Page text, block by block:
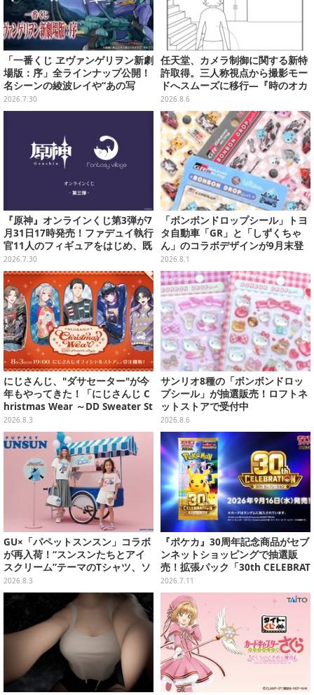
「一番くじ ヱヴァンゲリヲン新劇
場版：序」全ラインナップ公開！
名シーンの綾波レイや“あの写
真”の葛城ミサトフィギュアほ
か、場面写クリアファイルなど
2026.7.30
任天堂、カメラ制御に関する新特
許取得。三人称視点から撮影モー
ドへスムーズに移行―『時のオカ
リナ』リメイク版との関連を推測
する声も
2026.8.6
『原神』オンラインくじ第3弾が7
月31日17時発売！ファデュイ執行
官11人のフィギュアをはじめ、既
存人気グッズがお得に当たる
2026.7.30
「ボンボンドロップシール」トヨ
タ自動車「GR」と「しずくちゃ
ん」のコラボデザインが9月末登
場！くま吉らも描かれた全4柄
2026.8.1
にじさんじ、"ダサセーター"が今
年もやってきた！「にじさんじ C
hristmas Wear ～DD Sweater St
yle～」グッズが受注販売へ―狂
蘭メロコも「何からツッコめばい
い」と困惑
2026.8.3
サンリオ8種の「ボンボンドロッ
プシール」が抽選販売！ロフトネ
ットストアで受付中
2026.8.6
GU×「パペットスンスン」コラボ
が再入荷！“スンスンたちとアイ
スクリーム”テーマのTシャツ、ソ
ックスなどが対象
2026.8.3
『ポケカ』30周年記念商品がセブ
ンネットショッピングで抽選販
売！拡張パック「30th CELEBRAT
ION」と「エーフィ・ブラッキー
セット」が対象
2026.7.11